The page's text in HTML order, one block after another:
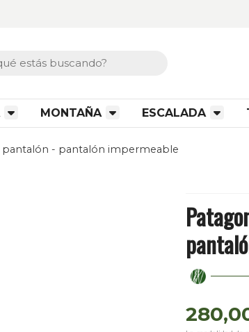
MONTAÑA ESCALADA
pantalón - pantalón impermeable